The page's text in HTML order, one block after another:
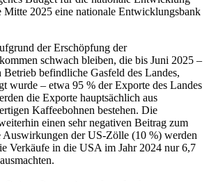
2025 eine nationale Entwicklungsbank
der Erschöpfung der
schwach bleiben, die bis Juni 2025 –
Betrieb befindliche Gasfeld des Landes,
wurde – etwa 95 % der Exporte des Landes
die Exporte hauptsächlich aus
Kaffeebohnen bestehen. Die
einen sehr negativen Beitrag zum
Auswirkungen der US-Zölle (10 %) werden
Verkäufe in die USA im Jahr 2024 nur 6,7